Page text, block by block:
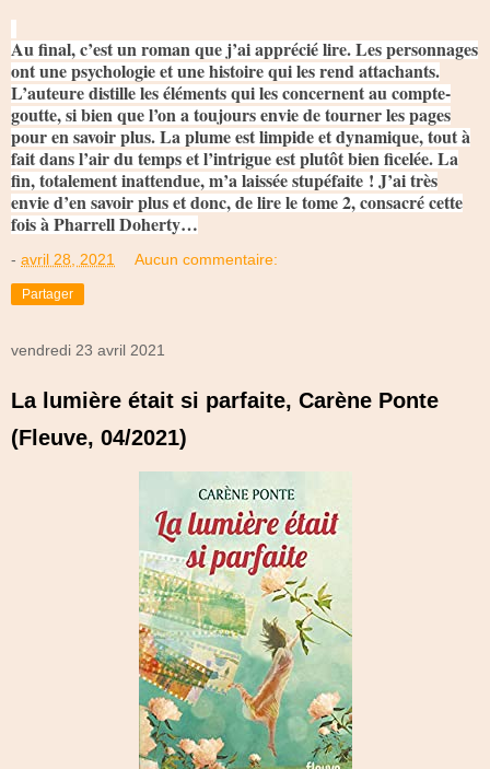
Au final, c’est un roman que j’ai apprécié lire. Les personnages
ont une psychologie et une histoire qui les rend attachants.
L’auteure distille les éléments qui les concernent au compte-
goutte, si bien que l’on a toujours envie de tourner les pages
pour en savoir plus. La plume est limpide et dynamique, tout à
fait dans l’air du temps et l’intrigue est plutôt bien ficelée. La
fin, totalement inattendue, m’a laissée stupéfaite ! J’ai très
envie d’en savoir plus et donc, de lire le tome 2, consacré cette
fois à Pharrell Doherty…
- avril 28, 2021 Aucun commentaire:
Partager
vendredi 23 avril 2021
La lumière était si parfaite, Carène Ponte
(Fleuve, 04/2021)